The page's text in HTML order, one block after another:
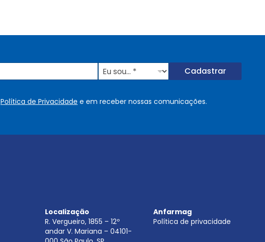
E
u
u
Cadastrar
Política de Privacidade e em receber nossas comunicações.
Localização
R. Vergueiro, 1855 – 12º
andar V. Mariana – 04101-
Anfarmag
Política de privacidade